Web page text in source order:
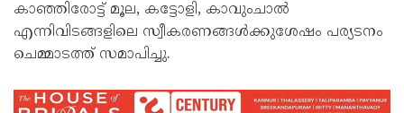
കാഞ്ഞിരോട്ട് മൂല, കട്ടോളി, കാവുംചാൽ
എന്നിവിടങ്ങളിലെ സ്വീകരണങ്ങൾക്കുശേഷം പര്യടനം
ചെമ്മാടത്ത് സമാപിച്ചു.